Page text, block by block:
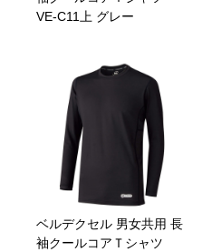
VE-C11上 グレー
ベルデクセル 男女共用 長
袖クールコアＴシャツ